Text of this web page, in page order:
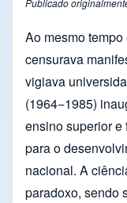
Publicado
Ao mesmo
censurava
vigiava
(1964­−1985)
ensino superior
para o
nacional. A
paradoxo, sendo